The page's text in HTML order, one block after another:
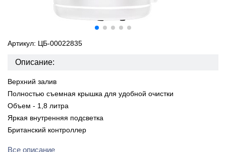
Артикул: ЦБ-00022835
Описание:
Верхний залив
Полностью съемная крышка для удобной очистки
Объем - 1,8 литра
Яркая внутренняя подсветка
Британский контроллер
Все описание